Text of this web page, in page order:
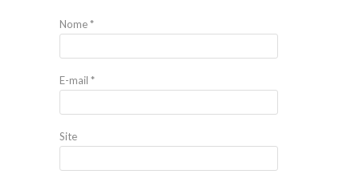
Nome*
E-mail *
Site